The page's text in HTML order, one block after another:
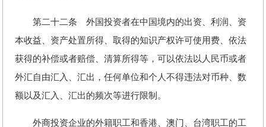
第二十二条 外国投资者在中国境内的出资、利润、资
本收益、资产处置所得、取得的知识产权许可使用费、依法
获得的补偿或者赔偿、清算所得等，可以依法以人民币或者
外汇自由汇入、汇出，任何单位和个人不得违法对币种、数
额以及汇入、汇出的频次等进行限制。
外商投资企业的外籍职工和香港、澳门、台湾职工的工